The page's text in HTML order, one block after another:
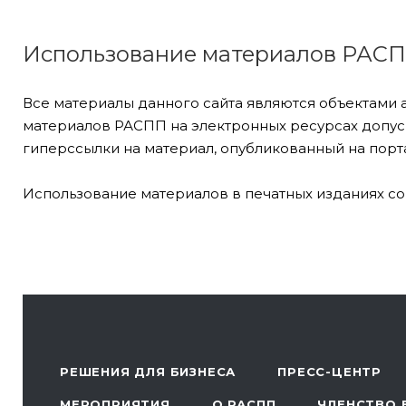
Использование материалов
Все материалы данного сайта являются
материалов РАСПП на электронных ресурсах
гиперссылки на материал, опубликованный на
Использование материалов в печатных изданиях
РЕШЕНИЯ ДЛЯ БИЗНЕСА ПРЕСС-ЦЕНТР